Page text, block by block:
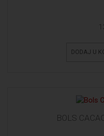
DODAJ U
BOLS